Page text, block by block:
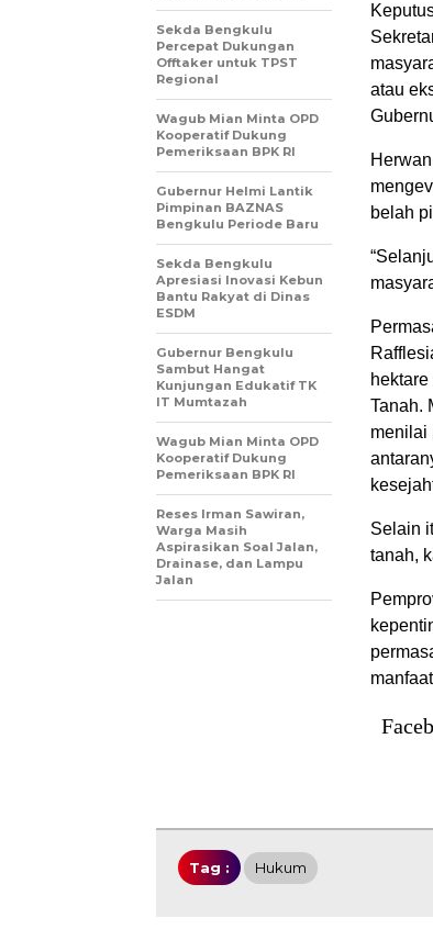
atau
belah
Tanah.
menilai
Selain
tanah,
Sekda Bengkulu
Percepat Dukungan
Offtaker untuk TPST
Regional
Wagub Mian Minta OPD
Kooperatif Dukung
Pemeriksaan BPK RI
Gubernur Helmi Lantik
Pimpinan BAZNAS
Bengkulu Periode Baru
Sekda Bengkulu
Apresiasi Inovasi Kebun
Bantu Rakyat di Dinas
ESDM
Gubernur Bengkulu
Sambut Hangat
Kunjungan Edukatif TK
IT Mumtazah
Wagub Mian Minta OPD
Kooperatif Dukung
Pemeriksaan BPK RI
Reses Irman Sawiran,
Warga Masih
Aspirasikan Soal Jalan,
Drainase, dan Lampu
Jalan
Tag : Hukum